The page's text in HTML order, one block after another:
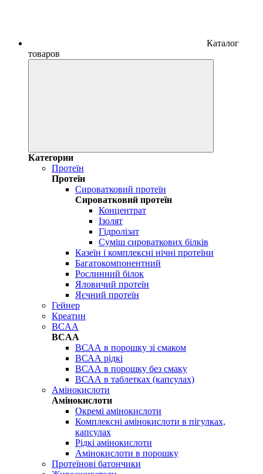
Каталог
товаров
Категории
Протеїн
Протеїн
Сироватковий протеїн
Сироватковий протеїн
Концентрат
Ізолят
Гідролізат
Суміш сироваткових білків
Казеїн і комплексні нічні протеїни
Багатокомпонентний
Рослинний білок
Яловичий протеїн
Яєчний протеїн
Гейнер
Креатин
BCAA
BCAA
ВСАА в порошку зі смаком
ВСАА рідкі
ВСАА в порошку без смаку
ВСАА в таблетках (капсулах)
Амінокислоти
Амінокислоти
Окремі амінокислоти
Комплексні амінокислоти в пігулках,
капсулах
Рідкі амінокислоти
Амінокислоти в порошку
Протеїнові батончики